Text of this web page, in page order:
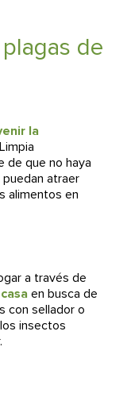
de
la
de que no haya
atraer
alimentos en
a través de
en busca de
con sellador o
insectos